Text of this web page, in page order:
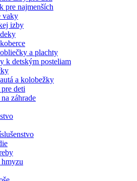
pre najmenších
vaky
izby
a plachty
k detským posteliam
a kolobežky
deti
záhrade